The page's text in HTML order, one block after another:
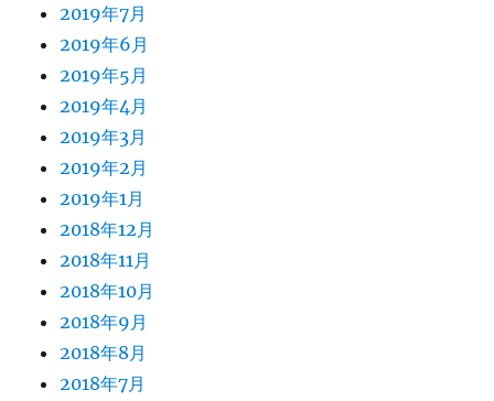
2019年7月
2019年6月
2019年5月
2019年4月
2019年3月
2019年2月
2019年1月
2018年12月
2018年11月
2018年10月
2018年9月
2018年8月
2018年7月